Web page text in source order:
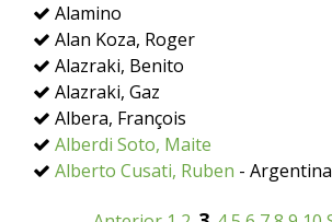
Alamino
Alan Koza, Roger
Alazraki, Benito
Alazraki, Gaz
Albera, François
Alberdi Soto, Maite
Alberto Cusati, Ruben - Argentina